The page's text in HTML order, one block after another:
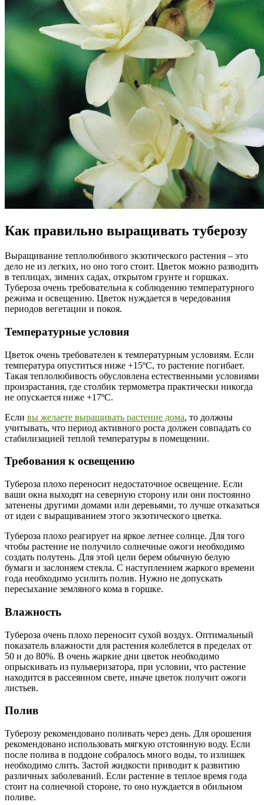
Как правильно выращивать туберозу
Выращивание теплолюбивого экзотического растения – это
дело не из легких, но оно того стоит. Цветок можно разводить
в теплицах, зимних садах, открытом грунте и горшках.
Тубероза очень требовательна к соблюдению температурного
режима и освещению. Цветок нуждается в чередования
периодов вегетации и покоя.
Температурные условия
Цветок очень требователен к температурным условиям. Если
температура опуститься ниже +15ºС, то растение погибает.
Такая теплолюбивость обусловлена естественными условиями
произрастания, где столбик термометра практически никогда
не опускается ниже +17ºС.
Если вы желаете выращивать растение дома, то должны
учитывать, что период активного роста должен совпадать со
стабилизацией теплой температуры в помещении.
Требования к освещению
Тубероза плохо переносит недостаточное освещение. Если
ваши окна выходят на северную сторону или они постоянно
затенены другими домами или деревьями, то лучше отказаться
от идеи с выращиванием этого экзотического цветка.
Тубероза плохо реагирует на яркое летнее солнце. Для того
чтобы растение не получило солнечные ожоги необходимо
создать полутень. Для этой цели берем обычную белую
бумаги и заслоняем стекла. С наступлением жаркого времени
года необходимо усилить полив. Нужно не допускать
пересыхание земляного кома в горшке.
Влажность
Тубероза очень плохо переносит сухой воздух. Оптимальный
показатель влажности для растения колеблется в пределах от
50 и до 80%. В очень жаркие дни цветок необходимо
опрыскивать из пульверизатора, при условии, что растение
находится в рассеянном свете, иначе цветок получит ожоги
листьев.
Полив
Туберозу рекомендовано поливать через день. Для орошения
рекомендовано использовать мягкую отстоянную воду. Если
после полива в поддоне собралось много воды, то излишек
необходимо слить. Застой жидкости приводит к развитию
различных заболеваний. Если растение в теплое время года
стоит на солнечной стороне, то оно нуждается в обильном
поливе.